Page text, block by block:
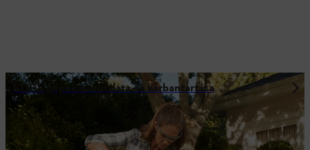
STIHL gépek használata és karbantartása